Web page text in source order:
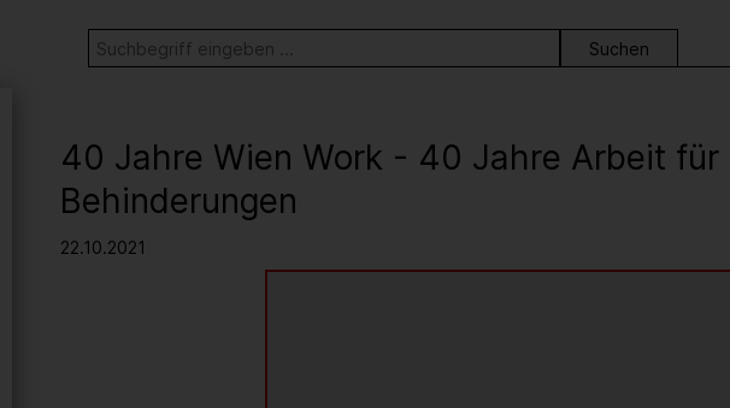
Stichwortsuche
SUCHE
40 Jahre Wien Work - 40 Jahre Arbeit für
Behinderungen
22.10.2021